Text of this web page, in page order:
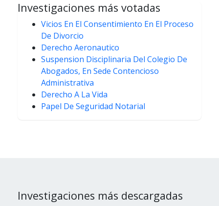
Investigaciones más votadas
Vicios En El Consentimiento En El Proceso
De Divorcio
Derecho Aeronautico
Suspension Disciplinaria Del Colegio De
Abogados, En Sede Contencioso
Administrativa
Derecho A La Vida
Papel De Seguridad Notarial
Investigaciones más descargadas